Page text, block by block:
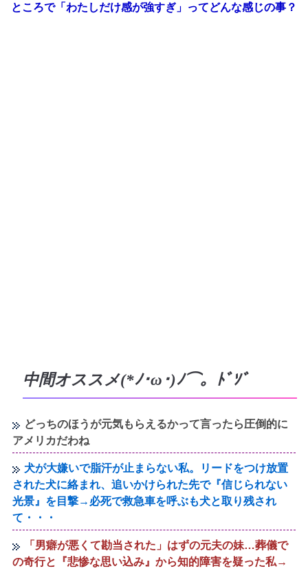
ところで「わたしだけ感が強すぎ」ってどんな感じの事？
中間オススメ(*ﾉ･ω･)ﾉ⌒。ﾄﾞｿﾞ
どっちのほうが元気もらえるかって言ったら圧倒的に
アメリカだわね
犬が大嫌いで脂汗が止まらない私。リードをつけ放置
された犬に絡まれ、追いかけられた先で『信じられない
光景』を目撃→必死で救急車を呼ぶも犬と取り残され
て・・・
「男癖が悪くて勘当された」はずの元夫の妹…葬儀で
の奇行と『悲惨な思い込み』から知的障害を疑った私→